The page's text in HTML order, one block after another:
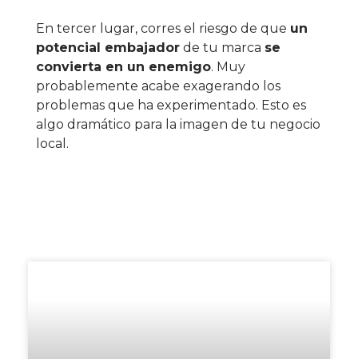
En tercer lugar, corres el riesgo de que un
potencial embajador de tu marca se
convierta en un enemigo. Muy
probablemente acabe exagerando los
problemas que ha experimentado. Esto es
algo dramático para la imagen de tu negocio
local.